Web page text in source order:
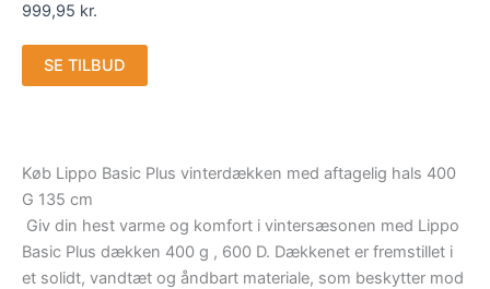
999,95 kr.
SE TILBUD
Køb Lippo Basic Plus vinterdækken med aftagelig hals 400
G 135 cm
Giv din hest varme og komfort i vintersæsonen med Lippo
Basic Plus dækken 400 g , 600 D. Dækkenet er fremstillet i
et solidt, vandtæt og åndbart materiale, som beskytter mod